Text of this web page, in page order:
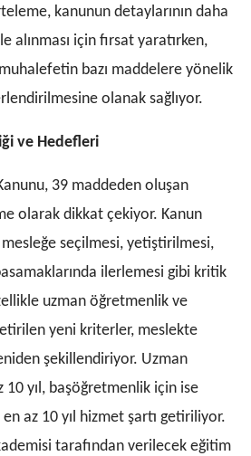
kanunun detaylarının daha
alınması için fırsat yaratırken,
bazı maddelere yönelik
olanak sağlıyor.
ve Hedefleri
39 maddeden oluşan
olarak dikkat çekiyor. Kanun
seçilmesi, yetiştirilmesi,
ilerlemesi gibi kritik
uzman öğretmenlik ve
yeni kriterler, meslekte
şekillendiriyor. Uzman
yıl, başöğretmenlik için ise
az 10 yıl hizmet şartı getiriliyor.
tarafından verilecek eğitim